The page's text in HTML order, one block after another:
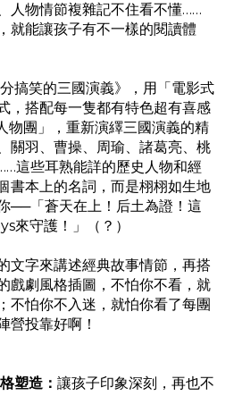
人物情節複雜記不住看不懂……
就能讓孩子有不一樣的閱讀體
搞笑的三國演義》，用「電影式
，搭配每一隻都有特色超有喜感
物團」，重新演繹三國演義的精
關羽、曹操、周瑜、諸葛亮、桃
這些耳熟能詳的歷史人物和經
書本上的名詞，而是栩栩如生地
──「蒼天在上！后土為證！這
來守護！」（？）
文字來講述經典故事情節，再搭
戲劇風格插圖，不怕你不看，就
不怕你不入迷，就怕你看了每團
營投靠好啊！
塑造： 讓孩子印象深刻，再也不